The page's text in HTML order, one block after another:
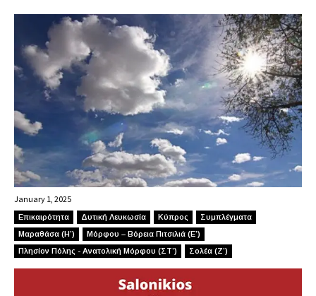
January 1, 2025
Επικαιρότητα Δυτική Λευκωσία Κύπρος
Συμπλέγματα
Μαραθάσα (Η’)
Μόρφου – Βόρεια Πιτσιλιά (Ε’)
Πλησίον Πόλης - Ανατολική Μόρφου (ΣΤ’)
Σολέα (Ζ’)